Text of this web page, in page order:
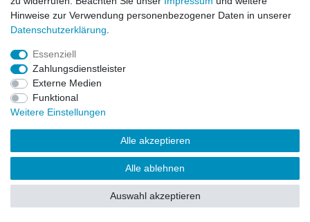
Vertrag widerrufen
© Copyright 2026 | Alle Rechte vorbehalten.
Hinweise zur Verwendung personenbezogener Daten in unserer
Daten­schutz­erklärung
Essenziell
Zahlungsdienstleister
Externe Medien
Funktional
Weitere Einstellungen
Alle akzeptieren
Alle ablehnen
Auswahl akzeptieren